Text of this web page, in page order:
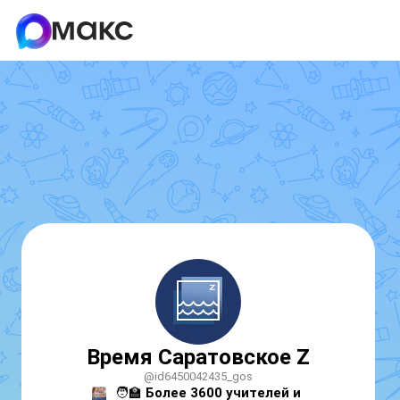
Время Саратовское Z
@id6450042435_gos
🧑‍🏫 Более 3600 учителей и